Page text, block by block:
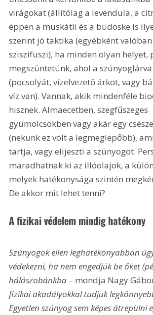
virágokat (állítólag a levendula, a
éppen a muskátli és a büdöske is
szerint jó taktika (egyébként valóban
sziszifuszi), ha minden olyan helyet,
megszüntetünk, ahol a
(pocsolyát, vízelvezető árkot, vagy
víz van). Vannak, akik mindenféle
hisznek. Almaecetben, szegfűszeges
gyümölcsökben vagy akár egy
(nekünk ez volt a legmeglepőbb),
tartja, vagy elijeszti a szúnyogot.
maradhatnak ki az illóolajok, a
melyek hatékonysága szintén
De akkor mit lehet tenni?
A fizikai védelem mindig hatékony
Szúnyogok ellen leghatékonyabban
védekezni, ha nem engedjük be őket
hálószobánkba – mondja Nagy
fizikai akadályokkal tudjuk
Egyetlen szúnyog sem képes átrepülni